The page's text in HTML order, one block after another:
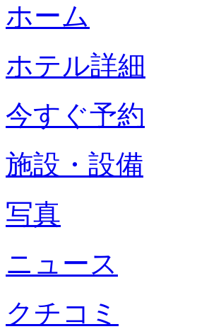
ホーム
ホテル詳細
今すぐ予約
施設・設備
写真
ニュース
クチコミ